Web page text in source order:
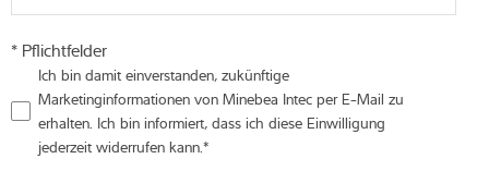
* Pflichtfelder
Ich bin damit einverstanden, zukünftige
Marketinginformationen von Minebea Intec per E-Mail zu
erhalten. Ich bin informiert, dass ich diese Einwilligung
jederzeit widerrufen kann.*